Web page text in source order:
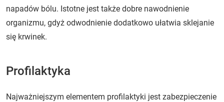
napadów bólu. Istotne jest także dobre nawodnienie
organizmu, gdyż odwodnienie dodatkowo ułatwia sklejanie
się krwinek.
Profilaktyka
Najważniejszym elementem profilaktyki jest zabezpieczenie